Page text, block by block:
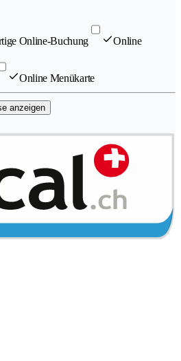
Online-Buchung Online
Online Menükarte
anzeigen